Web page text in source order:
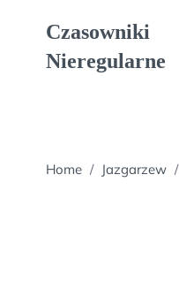
Czasowniki
Nieregularne
Home / Jazgarzew /